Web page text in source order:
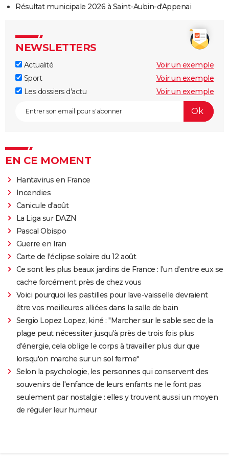
Résultat municipale 2026 à Saint-Aubin-d'Appenai
NEWSLETTERS
Actualité
Voir un exemple
Sport
Voir un exemple
Les dossiers d'actu
Voir un exemple
EN CE MOMENT
Hantavirus en France
Incendies
Canicule d'août
La Liga sur DAZN
Pascal Obispo
Guerre en Iran
Carte de l'éclipse solaire du 12 août
Ce sont les plus beaux jardins de France : l'un d'entre eux se
cache forcément près de chez vous
Voici pourquoi les pastilles pour lave-vaisselle devraient
être vos meilleures alliées dans la salle de bain
Sergio Lopez Lopez, kiné : "Marcher sur le sable sec de la
plage peut nécessiter jusqu'à près de trois fois plus
d'énergie, cela oblige le corps à travailler plus dur que
lorsqu'on marche sur un sol ferme"
Selon la psychologie, les personnes qui conservent des
souvenirs de l'enfance de leurs enfants ne le font pas
seulement par nostalgie : elles y trouvent aussi un moyen
de réguler leur humeur